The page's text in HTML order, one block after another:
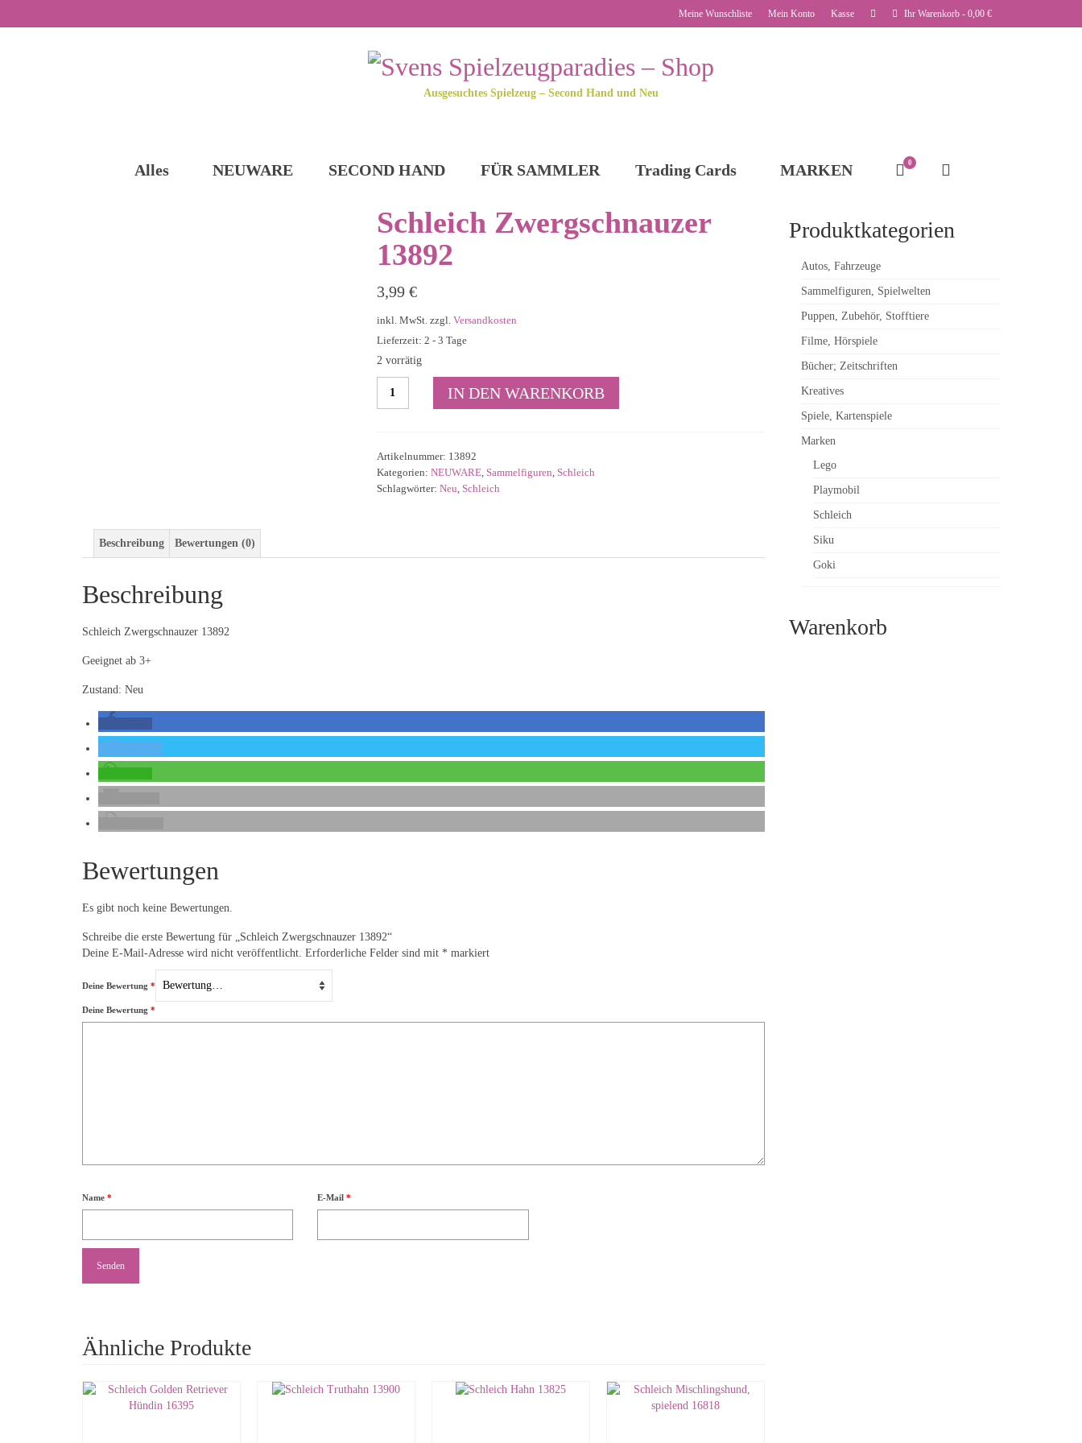
Meine Wunschliste Mein Konto Kasse Ihr Warenkorb - 0,00 €
Ausgesuchtes Spielzeug – Second Hand und Neu
Alles NEUWARE SECOND HAND FÜR SAMMLER Trading Cards MARKEN 0
Schleich Zwergschnauzer
13892
3,99 €
inkl. MwSt. zzgl. Versandkosten
Lieferzeit: 2 - 3 Tage
2 vorrätig
ZwergschnauzerIN DEN WARENKORB
Artikelnummer: 13892
Kategorien: NEUWARE, Sammelfiguren Schleich
Schlagwörter: Neu Schleich
Beschreibung Bewertungen (0)
Beschreibung
Schleich Zwergschnauzer 13892
Geeignet ab 3+
Zustand: Neu
Bewertungen
Es gibt noch keine Bewertungen.
Schreibe die erste Bewertung für „Schleich Zwergschnauzer 13892“
Deine E-Mail-Adresse wird nicht veröffentlicht. Erforderliche Felder sind mit * markiert
Deine Bewertung *
Deine Bewertung *
Name * E-Mail*
Ähnliche Produkte
Produktkategorien
Autos, Fahrzeuge
Sammelfiguren, Spielwelten
Puppen, Zubehör, Stofftiere
Filme, Hörspiele
Bücher; Zeitschriften
Kreatives
Spiele, Kartenspiele
Marken
Lego
Playmobil
Schleich
Siku
Goki
Warenkorb